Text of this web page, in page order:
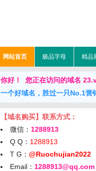
网站首页 极品字母 精品
你好！ 您正在访问的域名
一个好域名，胜过一只No.1营
【域名购买】联系方式：
微信： 1288913
Q Q： 1288913
T G： @Ruochujian2022
Email： 1288913@qq.com